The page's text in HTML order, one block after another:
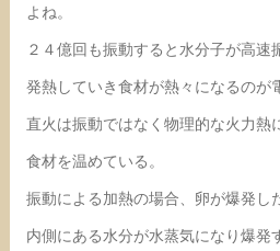
よね。
２４億回も振動すると水分子が高速
発熱していき食材が熱々になるのが
直火は振動ではなく物理的な火力熱
食材を温めている。
振動による加熱の場合、卵が爆発し
内側にある水分が水蒸気になり爆発